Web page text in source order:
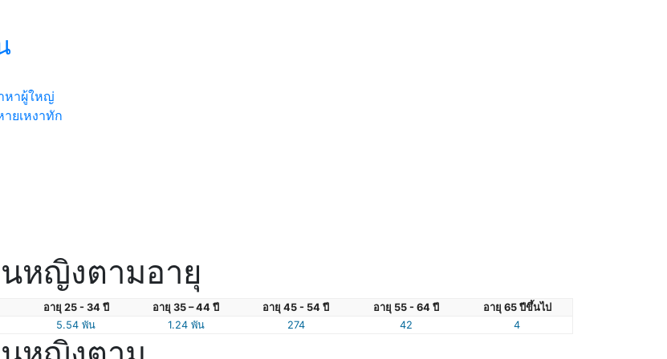
หาผู้ใหญ่
ยเหงาทัก
หญิงตามอายุ
อายุ 25 - 34 ปี อายุ 35 – 44 ปี อายุ 45 - 54 ปี อายุ 55 - 64 ปี
อายุ 65 ปีขึ้นไป
5.54 พัน 1.24 พัน 274 42 4